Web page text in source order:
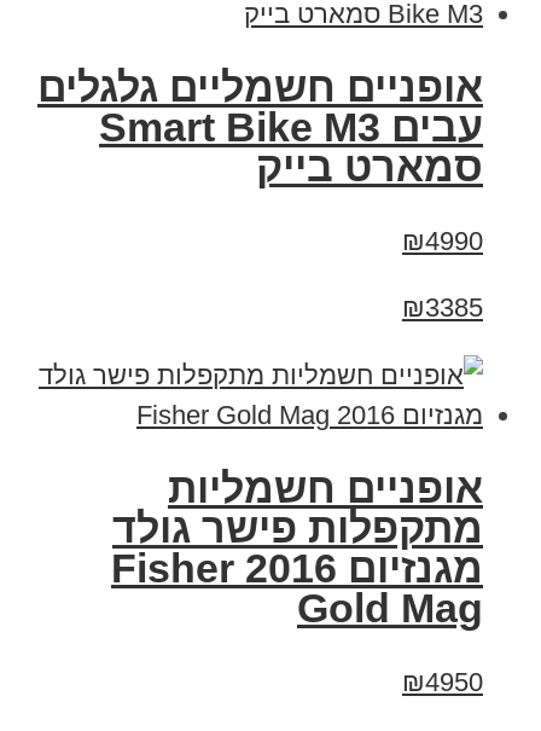
אופניים חשמליים גלגלים
עבים Smart Bike M3
סמארט בייק
₪4990
₪3385
אופניים חשמליות
מתקפלות פישר גולד
מגנזיום 2016 Fisher
Gold Mag
₪4950